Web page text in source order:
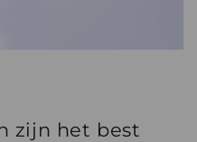
zijn het best